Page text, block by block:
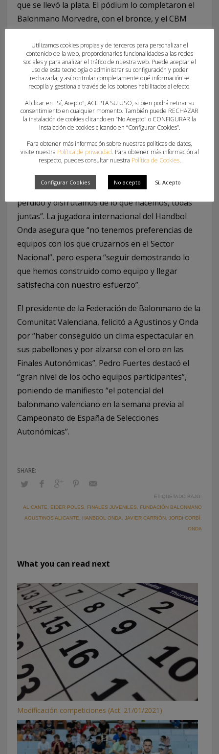
que se llevó la plata. El pódium lo completaron el
Balonmano Morvedre, con el bronce, y el CBM
Elche Atasa con la cuarta plaza.
Rubén Muñoz reconoce que ha vivido “de manera
muy especial e intensa” las Finales Autonómicas
por “jugarlas en casa y con el calor de toda la
El técnico del Handbol Onda destaca “la madurez y
la fortaleza mental” de sus jugadoras para “saber
mayor presión durante los partidos”.
Eider Poles confiesa que la clave de este éxito
histórico reside en que “nunca damos nada por
perdido y disfrutamos de lo que hacemos, todas
juntas”. La jugadora internacional del Handbol
Onda asegura que “no tenemos preferencias de
equipos con los que cruzarnos en el Sector
Nacional”, pero espera “seguir demostrando lo
que hemos construido como equipo y llegar
satisfecha con nuestro esfuerzo”.
El presidente de la Federación de Balonmano de la
Comunitat Valenciana, felicitó a Agustinos y Onda
por “haber conseguido un clima espectacular en
sus pabellones y por alzarse con el oro en las
Finales Autonómicas”. Pedro Fuertes destacó el
“gran nivel de los ocho equipos participantes”,
poniendo de manifiesto “el potencial del
balonmano valenciano en la semana previa al
Campeonato de España de Selecciones
Autonómicas”.
ETIQUETADO BAJO:
ALICANTE
EIDER POLES FINALES JUVENILES
FUNDACIÓN BALONMANO
AGUSTINOS ALICANTE
HANBDOL ONDA JAVIER CARRIÓN JORDI CORBÍ
ONDA
What you can read next
Modificación competiciones (Act. 21/01/2021)
Utilizamos cookies propias y de terceros para personalizar el
contenido de la web, proporcionarles funcionalidades a las redes
sociales y para analizar el tráfico de nuestra web. Puede aceptar el
uso de esta tecnología o administrar su configuración y poder
rechazarla, y así controlar completamente qué información se
recopila y gestiona a través de los botones habilitados al efecto.
Al clicar en "Sí, Acepto", ACEPTA SU USO, si bien podrá retirar su
consentimiento en cualquier momento. También puede RECHAZAR
la instalación de cookies clicando en “No Acepto" o CONFIGURAR la
instalación de cookies clicando en “Configurar Cookies”.
Para obtener más información sobre nuestras políticas de datos,
visite nuestra Política de privacidad. Para obtener más información al
respecto, puedes consultar nuestra Política de Cookies.
Configurar Cookies No acepto Sí, Acepto